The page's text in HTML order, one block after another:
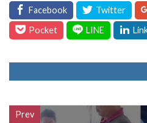
Prev